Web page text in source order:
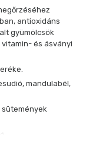
antioxidáns
gyümölcsök
és ásványi
mandulabél,